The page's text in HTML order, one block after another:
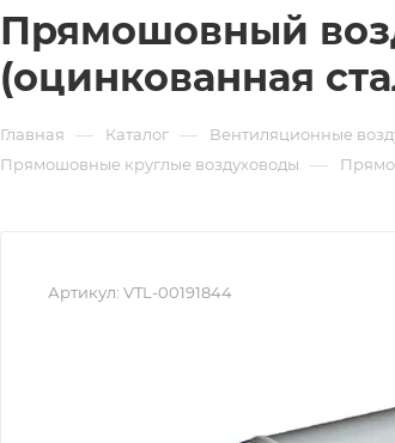
Прямошовный
(оцинкованная
Главная — Каталог — Вентиляционные
Прямошовные круглые воздуховоды
—
Артикул: VTL-00191844